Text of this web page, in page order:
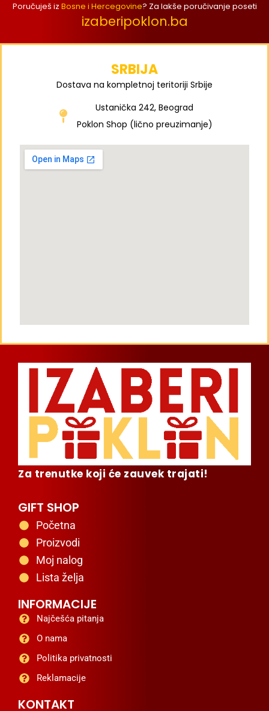
Poručuješ iz Bosne i Hercegovine? Za lakše poručivanje poseti
izaberipoklon.ba
SRBIJA
Dostava na kompletnoj teritoriji Srbije
Ustanička 242, Beograd
Poklon Shop (lično preuzimanje)
Za trenutke koji će zauvek trajati!
GIFT SHOP
Početna
Proizvodi
Moj nalog
Lista želja
INFORMACIJE
Najčešća pitanja
O nama
Politika privatnosti
Reklamacije
KONTAKT